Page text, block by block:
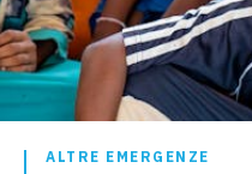
ALTRE EMERGENZE